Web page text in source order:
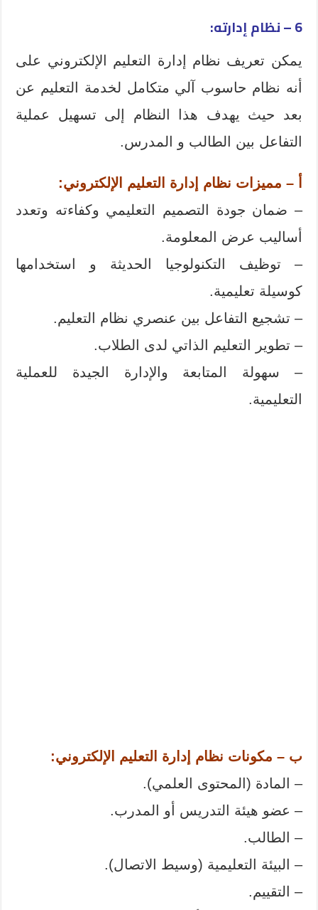
6 – نظام إدارته:
يمكن تعريف نظام إدارة التعليم الإلكتروني على
أنه نظام حاسوب آلي متكامل لخدمة التعليم عن
بعد حيث يهدف هذا النظام إلى تسهيل عملية
التفاعل بين الطالب و المدرس.
أ – مميزات نظام إدارة التعليم الإلكتروني:
– ضمان جودة التصميم التعليمي وكفاءته وتعدد
أساليب عرض المعلومة.
– توظيف التكنولوجيا الحديثة و استخدامها
كوسيلة تعليمية.
– تشجيع التفاعل بين عنصري نظام التعليم.
– تطوير التعليم الذاتي لدى الطلاب.
– سهولة المتابعة والإدارة الجيدة للعملية
التعليمية.
ب – مكونات نظام إدارة التعليم الإلكتروني:
– المادة (المحتوى العلمي).
– عضو هيئة التدريس أو المدرب.
– الطالب.
– البيئة التعليمية (وسيط الاتصال).
– التقييم.